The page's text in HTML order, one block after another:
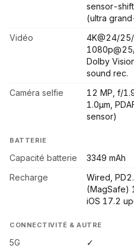
sensor-
(ultra
Vidéo
4K@24/
Dolby
sound rec.
Caméra selfie
12 MP, f/
1.0µm,
sensor)
BATTERIE
Capacité batterie
3349 mAh
Recharge
Wired,
(MagSafe)
iOS 17.2
CONNECTIVITÉ & AUTRE
5G
✓